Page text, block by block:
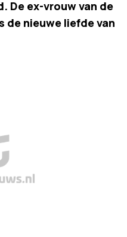
De ex-vrouw van de
de nieuwe liefde van